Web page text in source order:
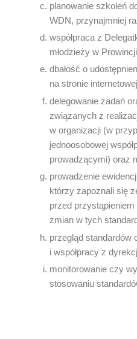
planowanie szkoleń
WDN, przynajmniej
współpraca z
młodzieży w
dbałość o
na stronie
delegowanie zadań
związanych z
w organizacji (w
jednoosobowej
prowadzącymi) oraz
prowadzenie
którzy zapoznali się
przed
zmian w tych
przegląd standardów
i współpracy z
monitorowanie czy
stosowaniu